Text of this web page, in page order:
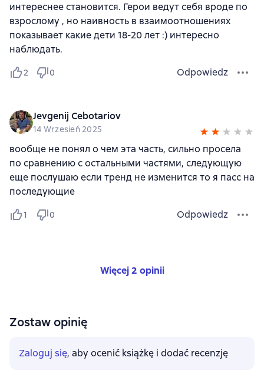
интереснее становится. Герои ведут себя вроде по
взрослому , но наивность в взаимоотношениях
показывает какие дети 18-20 лет :) интересно
наблюдать.
2 0 Odpowiedz
Jevgenij Cebotariov
14 Wrzesień 2025
вообще не понял о чем эта часть, сильно просела
по сравнению с остальными частями, следующую
еще послушаю если тренд не изменится то я пасс на
последующие
1 0 Odpowiedz
Więcej 2 opinii
Zostaw opinię
Zaloguj się, aby ocenić książkę i dodać recenzję